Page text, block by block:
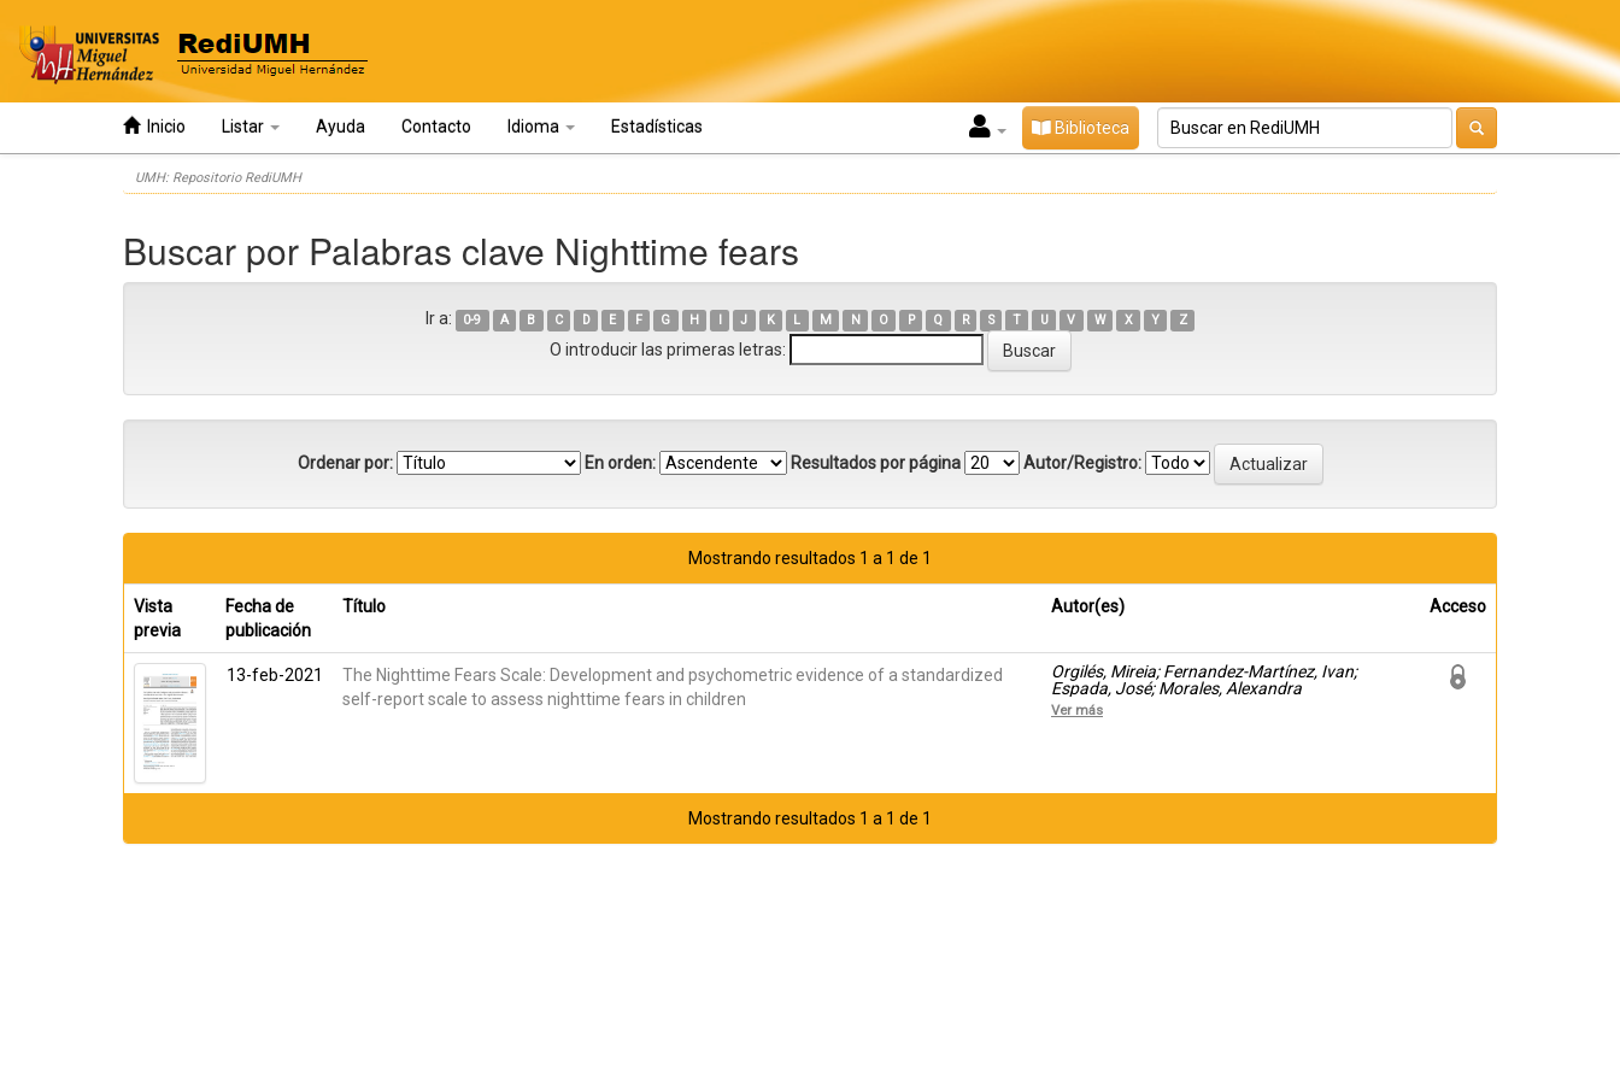
Inicio Listar Ayuda Contacto Idioma Estadísticas Biblioteca
UMH: Repositorio RediUMH
Buscar por Palabras clave Nighttime fears
Ir a: 0-9 A B C D E F G H I J K L M N O P Q R S T U V W X Y Z
O introducir las primeras letras:
Ordenar por: En orden: Resultados por página Autor/Registro:
Mostrando resultados 1 a 1 de 1
Vista
previa
Fecha de
publicación
Título Autor(es) Acceso
13-feb-2021
The Nighttime Fears Scale: Development and psychometric evidence of a standardized
self-report scale to assess nighttime fears in children
Orgilés, Mireia; Fernandez-Martínez, Ivan;
Espada, José; Morales, Alexandra
Ver más
Mostrando resultados 1 a 1 de 1